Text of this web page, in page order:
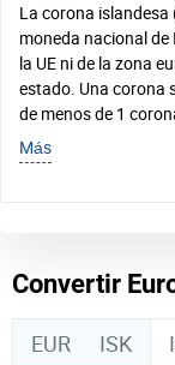
La corona islandesa
moneda nacional de
la UE ni de la zona
estado. Una corona
de menos de 1
Más
Convertir
EUR ISK